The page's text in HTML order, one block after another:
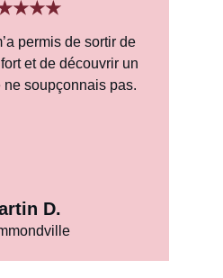
permis de sortir de
et de découvrir un
soupçonnais pas.
D.